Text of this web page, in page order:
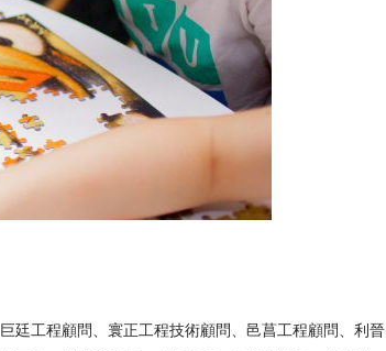
廷工程顧問、寰正工程技術顧問、邑菖工程顧問、利晉